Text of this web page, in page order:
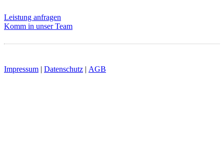
Leistung anfragen
Komm in unser Team
Impressum | Datenschutz | AGB